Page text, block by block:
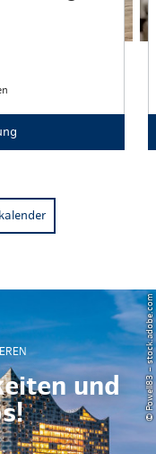
und
© Powell83 – stock.adobe.com